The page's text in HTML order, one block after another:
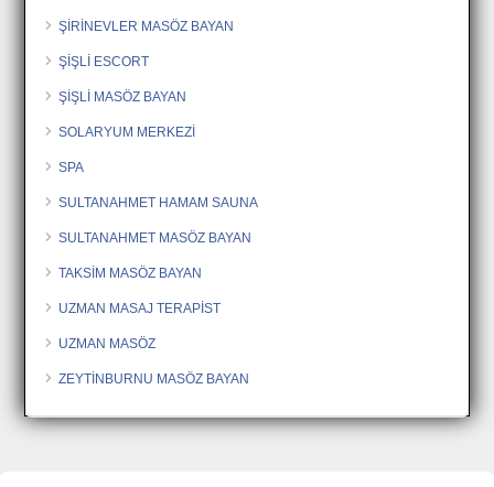
ŞİRİNEVLER MASÖZ BAYAN
ŞİŞLİ ESCORT
ŞİŞLİ MASÖZ BAYAN
SOLARYUM MERKEZİ
SPA
SULTANAHMET HAMAM SAUNA
SULTANAHMET MASÖZ BAYAN
TAKSİM MASÖZ BAYAN
UZMAN MASAJ TERAPİST
UZMAN MASÖZ
ZEYTİNBURNU MASÖZ BAYAN